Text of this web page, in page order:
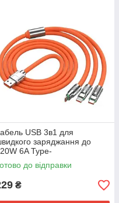
USB 3в1 для
заряджання до
6A Type-
Lightning(IPhone)/Micro-usb
- Помаранчевий
до відправки
₴